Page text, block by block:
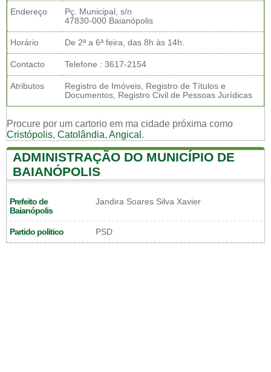
Endereço
Pç. Municipal, s/n
47830-000 Baianópolis
Horário De 2ª a 6ª feira, das 8h às 14h.
Contacto Telefone : 3617-2154
Atributos
Registro de Imóveis, Registro de Títulos e
Documentos, Registro Civil de Pessoas Jurídicas
Procure por um cartorio em ma cidade próxima como
Cristópolis, Catolândia, Angical .
ADMINISTRAÇÃO DO MUNICÍPIO DE
BAIANÓPOLIS
Prefeito de
Baianópolis
Jandira Soares Silva Xavier
Partido politico PSD